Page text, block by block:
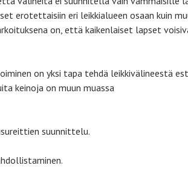
erotettaisiin eri leikkialueen osaan kuin
on, että kaikenlaiset lapset
on yksi tapa tehdä leikkivälineestä
keinoja on muun muassa
suunnittelu.